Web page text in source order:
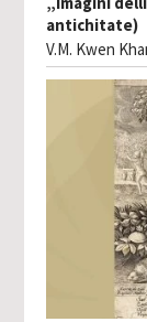
antichitate)
V.M. Kwen